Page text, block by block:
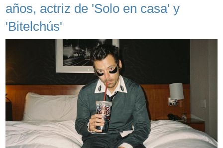
años, actriz de 'Solo en casa' y
'Bitelchús'